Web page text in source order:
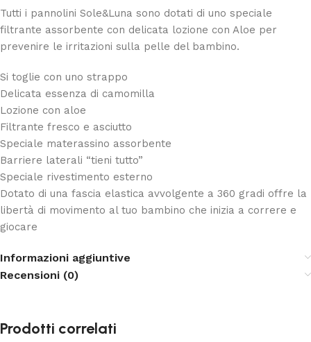
Tutti i pannolini Sole&Luna sono dotati di uno speciale
filtrante assorbente con delicata lozione con Aloe per
prevenire le irritazioni sulla pelle del bambino.
Si toglie con uno strappo
Delicata essenza di camomilla
Lozione con aloe
Filtrante fresco e asciutto
Speciale materassino assorbente
Barriere laterali “tieni tutto”
Speciale rivestimento esterno
Dotato di una fascia elastica avvolgente a 360 gradi offre la
libertà di movimento al tuo bambino che inizia a correre e
giocare
Informazioni aggiuntive
Recensioni (0)
Prodotti correlati